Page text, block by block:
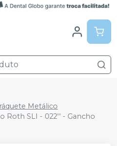
Metálico
Roth SLI - 022'' - Gancho